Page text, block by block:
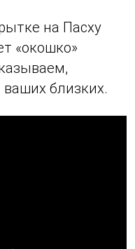
на Пасху
«окошко»
близких.